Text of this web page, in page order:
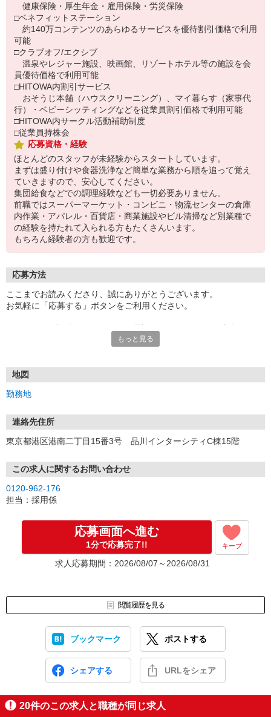
健康保険・厚生年金・雇用保険・労災保険
□ベネフィットステーション
約140万コンテンツのあらゆるサービスを優待割引価格で利用
可能
□クラブオフ/エクシブ
温泉やレジャー施設、映画館、リゾートホテル等の施設を会
員優待価格で利用可能
□HITOWA内割引サービス
おそうじ本舗（ハウスクリーニング）、マイ暮らす（家事代
行）・ベビーシッティングなどを従業員割引価格で利用可能
□HITOWA内サークル活動補助制度
□従業員持株会
応募資格・経験
ほとんどのスタッフが未経験からスタートしています。
まずは盛り付けや食器洗浄など簡単な業務から順を追って覚え
ていきますので、安心してください。
集団給食などでの調理経験なども一切必要ありません。
前職ではスーパーマーケット・コンビニ・物流センターの倉庫
内作業・アパレル・百貨店・商業施設やビル清掃など別業種で
の経験を持たれて入られる方もたくさんいます。
もちろん経験者の方も歓迎です。
応募方法
ここまでお読みくださり、誠にありがとうございます。
お気軽に「応募する」ボタンをご利用ください。
お電話の際は「イーアイデムを見た」と伝えるとスムーズです。
もっと見る
地図
勤務地
連絡先住所
東京都港区港南二丁目15番3号 品川インターシティC棟15階
この求人に関するお問い合わせ
0120-962-176
担当：採用係
応募画面へ進む
1分で応募完了!! キープ
求人応募期間：2026/08/07～2026/08/31
閲覧履歴を見る
ブックマーク ポストする
シェアする URLをシェア
20件のこの求人と職種が同じ求人